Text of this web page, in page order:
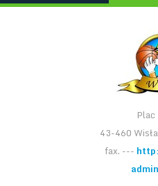
43-460
fax. ---